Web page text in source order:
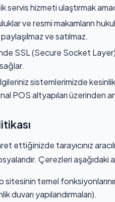
servis hizmeti ulaştırmak
ve resmi makamların
ve satılmaz.
SSL (Secure Socket
sistemlerimizde
POS altyapıları üzerinden
ettiğinizde tarayıcınız
Çerezleri aşağıdaki
sitesinin temel
duvarı yapılandırmaları).